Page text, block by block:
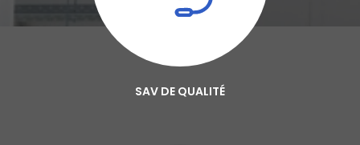
SAV DE QUALITÉ